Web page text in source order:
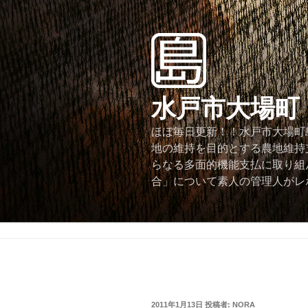
コ
ン
テ
ン
ツ
へ
水戸市大場
ほぼ毎日更新！！水戸市大場
地の維持を目的とする農地維
らなる多面的機能支払に取り
合」について素人の管理人が
投
2011年1月13日 投稿者: NORA